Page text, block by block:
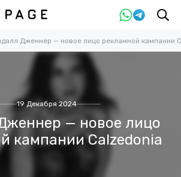
Дженнер — новое лицо рекламной кампании
19 Декабря 2024
— новое лицо
кампании Calzedonia